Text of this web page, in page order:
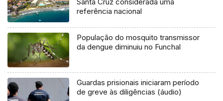
referência nacional
População do mosquito transmissor
da dengue diminuiu no Funchal
Guardas prisionais iniciaram período
de greve às diligências (áudio)